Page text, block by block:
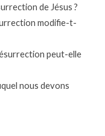
de Jésus ?
modifie-t-
peut-elle
nous devons